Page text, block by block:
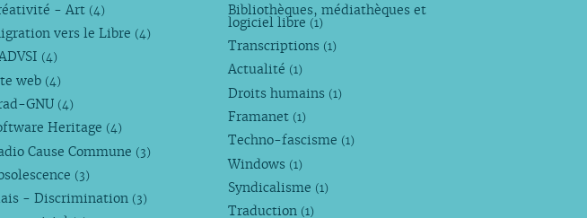
- Art (4)
vers le Libre (4)
(4)
web (4)
GNU (4)
Heritage (4)
Cause Commune (3)
(3)
- Discrimination (3)
Bibliothèques, médiathèques et
logiciel libre (1)
Transcriptions (1)
Actualité (1)
Droits humains (1)
Framanet (1)
Techno-fascisme (1)
Windows (1)
Syndicalisme (1)
Traduction (1)